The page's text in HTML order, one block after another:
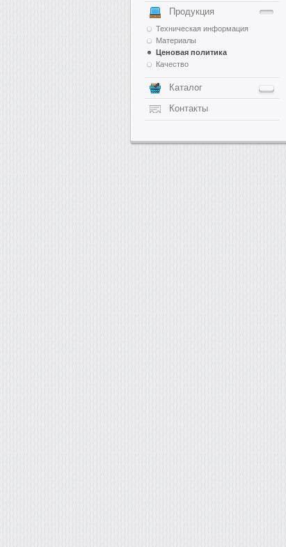
Продукция
Техническая информация
Материалы
Ценовая политика
Качество
Каталог
Контакты